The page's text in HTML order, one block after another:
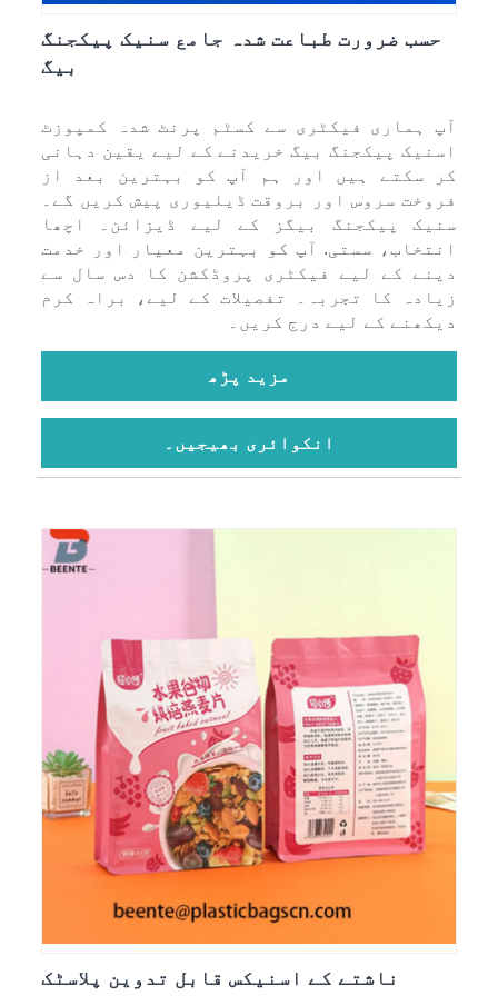
حسب ضرورت طباعت شدہ جامع سنیک پیکجنگ
بیگ
آپ ہماری فیکٹری سے کسٹم پرنٹ شدہ کمپوزٹ
اسنیک پیکجنگ بیگ خریدنے کے لیے یقین دہانی
کر سکتے ہیں اور ہم آپ کو بہترین بعد از
فروخت سروس اور بروقت ڈیلیوری پیش کریں گے۔
سنیک پیکجنگ بیگز کے لیے ڈیزائن۔ اچھا
انتخاب، سستی. آپ کو بہترین معیار اور خدمت
دینے کے لیے فیکٹری پروڈکشن کا دس سال سے
زیادہ کا تجربہ۔ تفصیلات کے لیے، براہ کرم
دیکھنے کے لیے درج کریں۔
مزید پڑھ
انکوائری بھیجیں۔
ناشتے کے اسنیکس قابل تدوین پلاسٹک